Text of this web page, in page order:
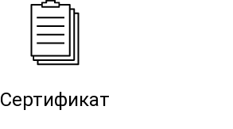
Сертификат